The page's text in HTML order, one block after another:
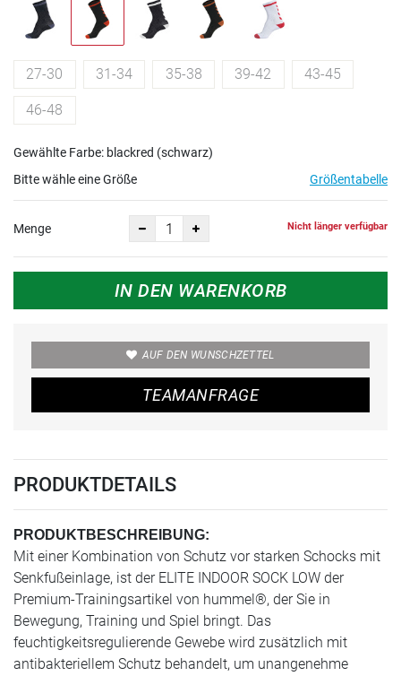
27-30 31-34 35-38 39-42 43-45
46-48
Gewählte Farbe: blackred (schwarz)
Bitte wähle eine Größe
Größentabelle
Menge Nicht länger verfügbar
IN DEN WARENKORB
AUF DEN WUNSCHZETTEL
TEAMANFRAGE
PRODUKTDETAILS
PRODUKTBESCHREIBUNG:
Mit einer Kombination von Schutz vor starken Schocks mit
Senkfußeinlage, ist der ELITE INDOOR SOCK LOW der
Premium-Trainingsartikel von hummel®, der Sie in
Bewegung, Training und Spiel bringt. Das
feuchtigkeitsregulierende Gewebe wird zusätzlich mit
antibakteriellem Schutz behandelt, um unangenehme